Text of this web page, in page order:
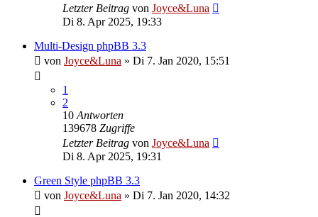
Letzter Beitrag von Joyce&Luna
Di 8. Apr 2025, 19:33
Multi-Design phpBB 3.3
von Joyce&Luna » Di 7. Jan 2020, 15:51
1
2
10 Antworten
139678 Zugriffe
Letzter Beitrag von Joyce&Luna
Di 8. Apr 2025, 19:31
Green Style phpBB 3.3
von Joyce&Luna » Di 7. Jan 2020, 14:32